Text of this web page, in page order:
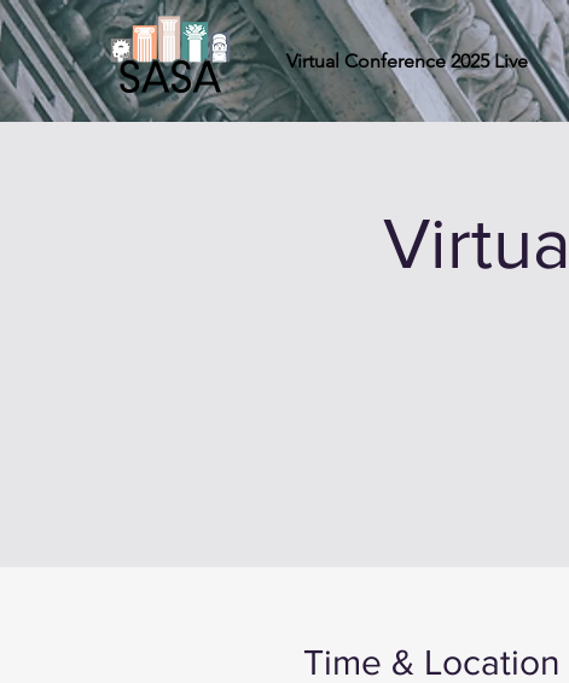
Virtual Conference 2025 Live
Time & Location